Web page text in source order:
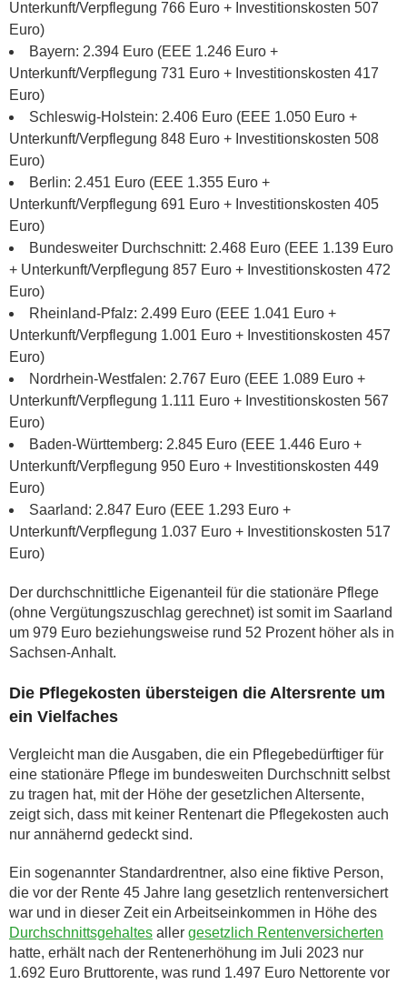
Unterkunft/Verpflegung 766 Euro + Investitionskosten 507
Euro)
Bayern: 2.394 Euro (EEE 1.246 Euro +
Unterkunft/Verpflegung 731 Euro + Investitionskosten 417
Euro)
Schleswig-Holstein: 2.406 Euro (EEE 1.050 Euro +
Unterkunft/Verpflegung 848 Euro + Investitionskosten 508
Euro)
Berlin: 2.451 Euro (EEE 1.355 Euro +
Unterkunft/Verpflegung 691 Euro + Investitionskosten 405
Euro)
Bundesweiter Durchschnitt: 2.468 Euro (EEE 1.139 Euro
+ Unterkunft/Verpflegung 857 Euro + Investitionskosten 472
Euro)
Rheinland-Pfalz: 2.499 Euro (EEE 1.041 Euro +
Unterkunft/Verpflegung 1.001 Euro + Investitionskosten 457
Euro)
Nordrhein-Westfalen: 2.767 Euro (EEE 1.089 Euro +
Unterkunft/Verpflegung 1.111 Euro + Investitionskosten 567
Euro)
Baden-Württemberg: 2.845 Euro (EEE 1.446 Euro +
Unterkunft/Verpflegung 950 Euro + Investitionskosten 449
Euro)
Saarland: 2.847 Euro (EEE 1.293 Euro +
Unterkunft/Verpflegung 1.037 Euro + Investitionskosten 517
Euro)
Der durchschnittliche Eigenanteil für die stationäre Pflege
(ohne Vergütungszuschlag gerechnet) ist somit im Saarland
um 979 Euro beziehungsweise rund 52 Prozent höher als in
Sachsen-Anhalt.
Die Pflegekosten übersteigen die Altersrente um
ein Vielfaches
Vergleicht man die Ausgaben, die ein Pflegebedürftiger für
eine stationäre Pflege im bundesweiten Durchschnitt selbst
zu tragen hat, mit der Höhe der gesetzlichen Altersente,
zeigt sich, dass mit keiner Rentenart die Pflegekosten auch
nur annähernd gedeckt sind.
Ein sogenannter Standardrentner, also eine fiktive Person,
die vor der Rente 45 Jahre lang gesetzlich rentenversichert
war und in dieser Zeit ein Arbeitseinkommen in Höhe des
Durchschnittsgehaltes aller gesetzlich Rentenversicherten
hatte, erhält nach der Rentenerhöhung im Juli 2023 nur
1.692 Euro Bruttorente, was rund 1.497 Euro Nettorente vor